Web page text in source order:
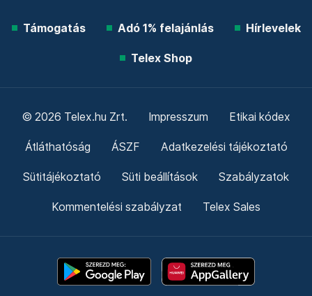
Támogatás Adó 1% felajánlás Hírlevelek
Telex Shop
© 2026 Telex.hu Zrt. Impresszum Etikai kódex
Átláthatóság ÁSZF Adatkezelési tájékoztató
Sütitájékoztató Süti beállítások Szabályzatok
Kommentelési szabályzat Telex Sales